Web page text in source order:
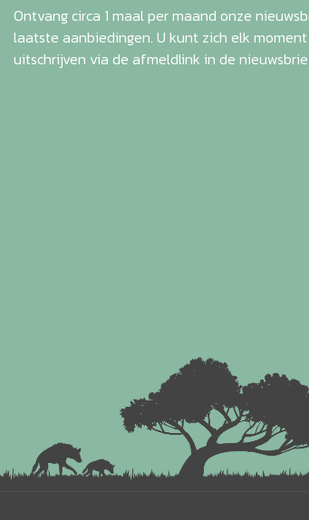
Ontvang circa 1 maal per maand onze
laatste aanbiedingen. U kunt zich elk
uitschrijven via de afmeldlink in de